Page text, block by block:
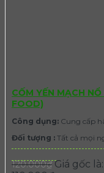
CỐM YẾN MẠCH
FOOD)
Công dụng: Cung cấp
Đối tượng : Tất cả mọi
120.000₫ Giá gốc